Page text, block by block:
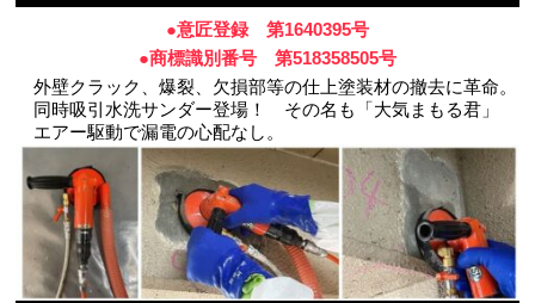
●意匠登録 第1640395号
●商標識別番号 第518358505号
外壁クラック、爆裂、欠損部等の仕上塗装材の撤去に革命。
同時吸引水洗サンダー登場！ その名も「大気まもる君」
エアー駆動で漏電の心配なし。